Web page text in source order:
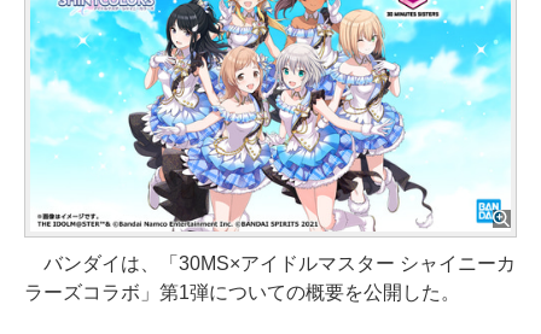
バンダイは、「30MS×アイドルマスター シャイニーカ
ラーズコラボ」第1弾についての概要を公開した。